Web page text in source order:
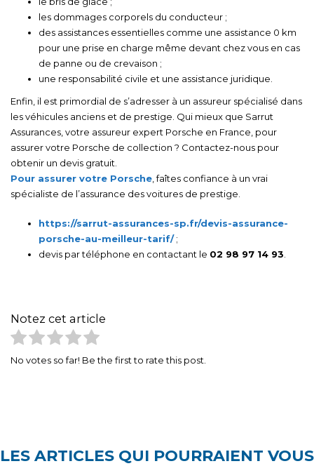
les dommages corporels du conducteur ;
des assistances essentielles comme une assistance 0 km
pour une prise en charge même devant chez vous en cas
de panne ou de crevaison ;
une responsabilité civile et une assistance juridique.
Enfin, il est primordial de s’adresser à un assureur spécialisé dans
les véhicules anciens et de prestige. Qui mieux que Sarrut
Assurances, votre assureur expert Porsche en France, pour
assurer votre Porsche de collection ? Contactez-nous pour
obtenir un devis gratuit.
Pour assurer votre Porsche , faîtes confiance à un vrai
spécialiste de l’assurance des voitures de prestige.
https://sarrut-assurances-sp.fr/devis-assurance-
porsche-au-meilleur-tarif/;
devis par téléphone en contactant le 02 98 97 14 93
Notez cet article
No votes so far! Be the first to rate this post.
LES ARTICLES QUI POURRAIENT VOUS